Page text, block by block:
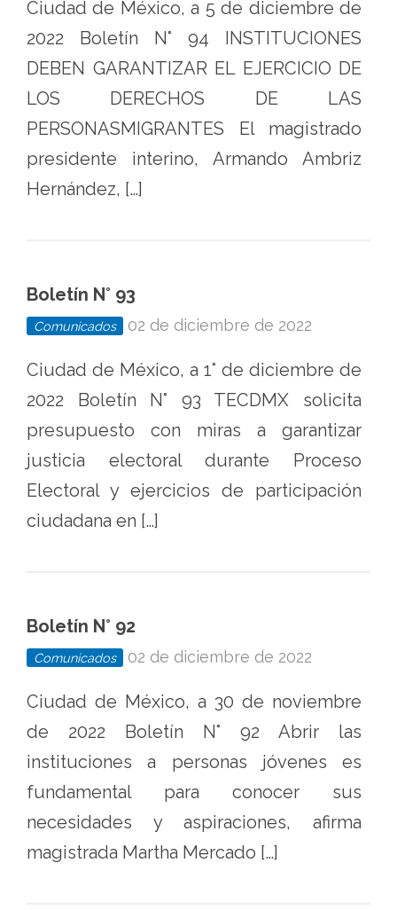
Ciudad de México, a 5 de diciembre de
2022 Boletín N° 94 INSTITUCIONES
DEBEN GARANTIZAR EL EJERCICIO DE
LOS DERECHOS DE LAS
PERSONASMIGRANTES El magistrado
presidente interino, Armando Ambriz
Hernández, […]
Boletín N° 93
Comunicados 02 de diciembre de 2022
Ciudad de México, a 1° de diciembre de
2022 Boletín N° 93 TECDMX solicita
presupuesto con miras a garantizar
justicia electoral durante Proceso
Electoral y ejercicios de participación
ciudadana en […]
Boletín N° 92
Comunicados 02 de diciembre de 2022
Ciudad de México, a 30 de noviembre
de 2022 Boletín N° 92 Abrir las
instituciones a personas jóvenes es
fundamental para conocer sus
necesidades y aspiraciones, afirma
magistrada Martha Mercado […]